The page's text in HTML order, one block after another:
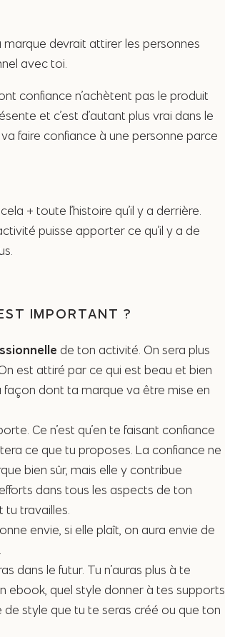
marque devrait attirer les personnes
avec toi.
confiance n’achètent pas le produit
et c’est d’autant plus vrai dans le
faire confiance à une personne parce
+ toute l’histoire qu’il y a derrière.
puisse apporter ce qu’il y a de
IMPORTANT ?
de ton activité. On sera plus
est attiré par ce qui est beau et bien
façon dont ta marque va être mise en
Ce n’est qu’en te faisant confiance
ce que tu proposes. La confiance ne
bien sûr, mais elle y contribue
dans tous les aspects de ton
tu travailles.
envie, si elle plaît, on aura envie de
dans le futur. Tu n’auras plus à te
ebook, quel style donner à tes supports
de style que tu te seras créé ou que ton